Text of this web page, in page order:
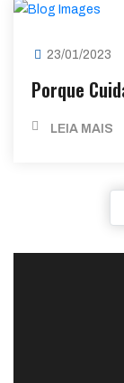
23/01/2023
Porque
LEIA MAIS